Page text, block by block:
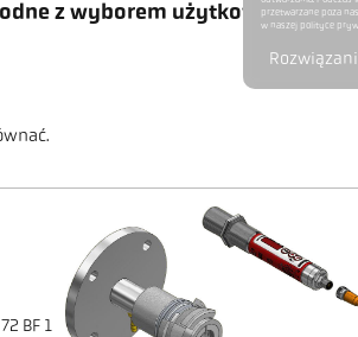
z wyborem użytkownika.
przetwarzane poza
w naszej polityce
BF 1